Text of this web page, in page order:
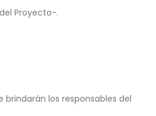
Proyecto-.
los responsables del